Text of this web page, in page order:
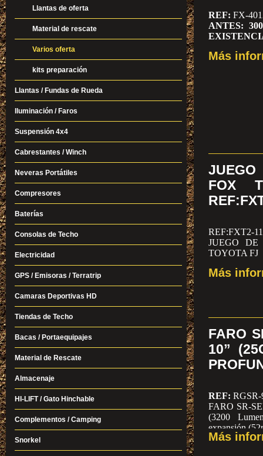
REF: FX-
ANTES:
JUEGO
Más
JUEGO
FOX
REF:FXT2-
JUEGO
TOYOTA FJ
PVP:
1.892,78 € **
FXT2-11-014
1.395,56 €
Más
FARO
10”
REF: RGSR-
FARO SR-
(3200
expansión
Más
Llantas de oferta
Material de rescate
Varios oferta
kits preparación
Llantas / Fundas de Rueda
Iluminación / Faros
Suspensión 4x4
Cabrestantes / Winch
Neveras Portátiles
Compresores
Baterías
Consolas de Techo
Electricidad
GPS / Emisoras / Terratrip
Camaras Deportivas HD
Tiendas de Techo
Bacas / Portaequipajes
Material de Rescate
Almacenaje
HI-LIFT / Gato Hinchable
Complementos / Camping
Snorkel